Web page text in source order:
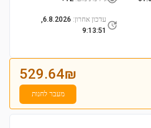
עדכון אחרון:
6.8.2026,
9:13:51
529.64₪
מעבר לחנות